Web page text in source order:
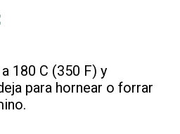
180 C (350 F) y
para hornear o forrar